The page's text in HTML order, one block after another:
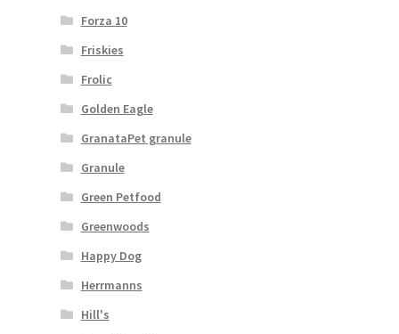
Forza 10
Friskies
Frolic
Golden Eagle
GranataPet granule
Granule
Green Petfood
Greenwoods
Happy Dog
Herrmanns
Hill's